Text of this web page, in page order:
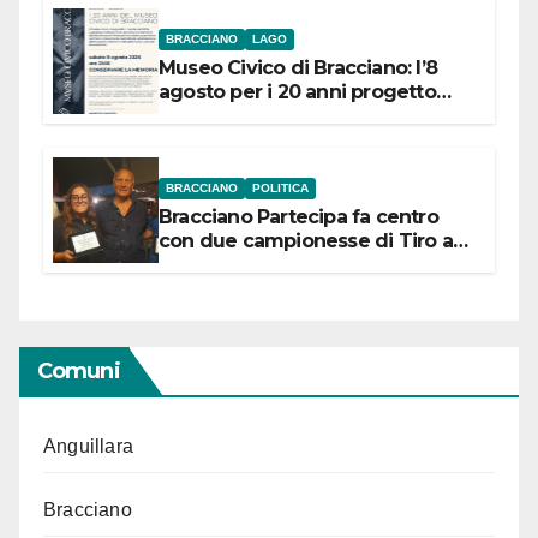
BRACCIANO LAGO
Museo Civico di Bracciano: l’8
agosto per i 20 anni progetto
BRACCIANO POLITICA
Bracciano Partecipa fa centro
con due campionesse di Tiro a
Comuni
Anguillara
Bracciano